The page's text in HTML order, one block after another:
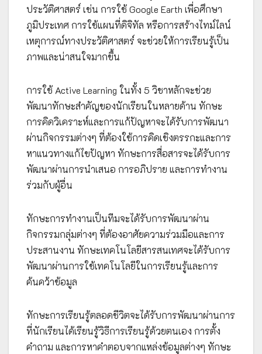
ประวัติศาสตร์ เช่น การใช้ Google Earth เพื่อศึกษา
ภูมิประเทศ การใช้แผนที่ดิจิทัล หรือการสร้างไทม์ไลน์
เหตุการณ์ทางประวัติศาสตร์ จะช่วยให้การเรียนรู้เป็น
ภาพและน่าสนใจมากขึ้น
การใช้ Active Learning ในทั้ง 5 วิชาหลักจะช่วย
พัฒนาทักษะสำคัญของนักเรียนในหลายด้าน ทักษะ
การคิดวิเคราะห์และการแก้ปัญหาจะได้รับการพัฒนา
ผ่านกิจกรรมต่างๆ ที่ต้องใช้การคิดเชิงตรรกะและการ
หาแนวทางแก้ไขปัญหา ทักษะการสื่อสารจะได้รับการ
พัฒนาผ่านการนำเสนอ การอภิปราย และการทำงาน
ร่วมกับผู้อื่น
ทักษะการทำงานเป็นทีมจะได้รับการพัฒนาผ่าน
กิจกรรมกลุ่มต่างๆ ที่ต้องอาศัยความร่วมมือและการ
ประสานงาน ทักษะเทคโนโลยีสารสนเทศจะได้รับการ
พัฒนาผ่านการใช้เทคโนโลยีในการเรียนรู้และการ
ค้นคว้าข้อมูล
ทักษะการเรียนรู้ตลอดชีวิตจะได้รับการพัฒนาผ่านการ
ที่นักเรียนได้เรียนรู้วิธีการเรียนรู้ด้วยตนเอง การตั้ง
คำถาม และการหาคำตอบจากแหล่งข้อมูลต่างๆ ทักษะ